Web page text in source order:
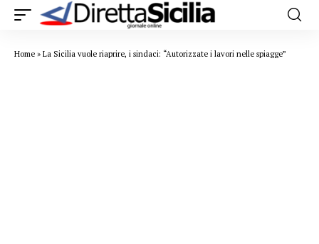
Home » La Sicilia vuole riaprire, i sindaci: “Autorizzate i lavori nelle spiagge”